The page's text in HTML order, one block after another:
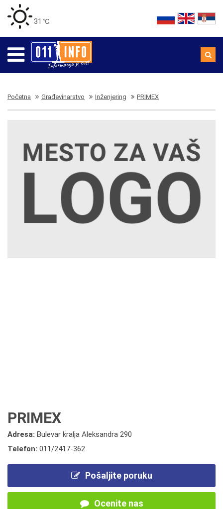
31 ℃
Početna Građevinarstvo Inženjering PRIMEX
PRIMEX
Adresa: Bulevar kralja Aleksandra 290
Telefon: 011/2417-362
Pošaljite poruku
Ocenite nas